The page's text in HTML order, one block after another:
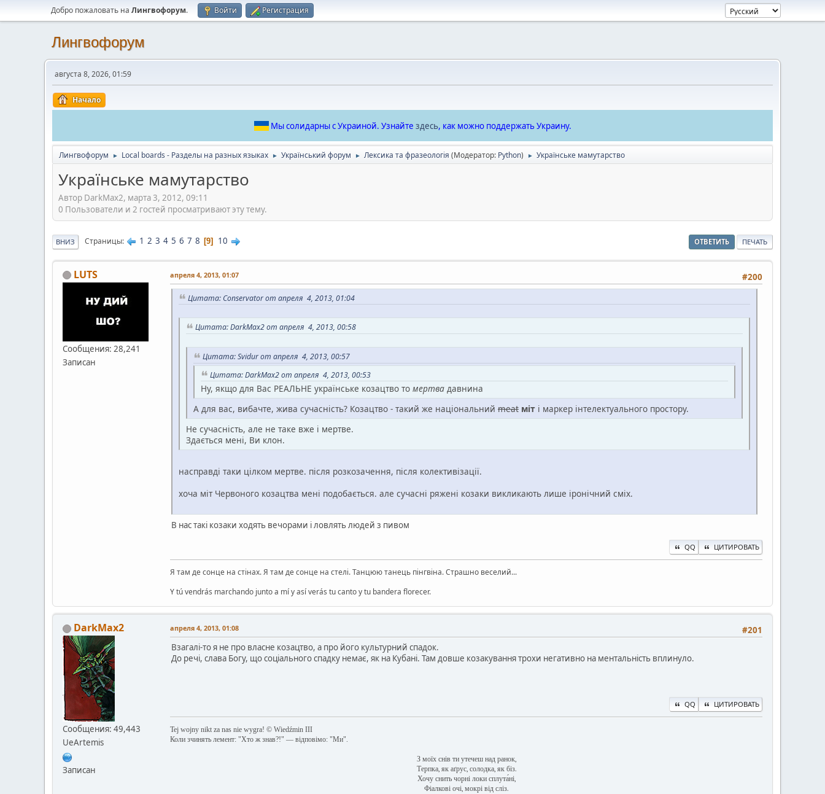
Добро пожаловать на Лингвофорум. Войти Регистрация
Лингвофорум
августа 8, 2026, 01:59
Начало
Мы солидарны с Украиной. Узнайте здесь, как можно поддержать Украину.
Лингвофорум ► Local boards - Разделы на разных языках ► Український форум ► Лексика та фразеологія (Модератор: Python) ► Українське мамутарство
Українське мамутарство
Автор DarkMax2, марта 3, 2012, 09:11
0 Пользователи и 2 гостей просматривают эту тему.
ОТВЕТИТЬ ПЕЧАТЬ
ВНИЗ Страницы 1 2 3 4 5 6 7 8 9 10
LUTS
Сообщения: 28,241
Записан
#200
апреля 4, 2013, 01:07
Цитата: Conservator от апреля 4, 2013, 01:04
Цитата: DarkMax2 от апреля 4, 2013, 00:58
Цитата: Svidur от апреля 4, 2013, 00:57
Цитата: DarkMax2 от апреля 4, 2013, 00:53
Ну, якщо для Вас РЕАЛЬНЕ українське козацтво то мертва давнина
А для вас, вибачте, жива сучасність? Козацтво - такий же національний meat міт і маркер інтелектуального простору.
Не сучасність, але не таке вже і мертве.
Здається мені, Ви клон.
насправді таки цілком мертве. після розкозачення, після колективізації.
хоча міт Червоного козацтва мені подобається. але сучасні ряжені козаки викликають лише іронічний сміх.
В нас такі козаки ходять вечорами і ловлять людей з пивом
QQ ЦИТИРОВАТЬ
Я там де сонце на стінах. Я там де сонце на стелі. Танцюю танець пінгвіна. Страшно веселий...
Y tú vendrás marchando junto a mí y así verás tu canto y tu bandera florecer.
DarkMax2
Сообщения: 49,443
UeArtemis
Записан
#201
апреля 4, 2013, 01:08
Взагалі-то я не про власне козацтво, а про його культурний спадок.
До речі, слава Богу, що соціального спадку немає, як на Кубані. Там довше козакування трохи негативно на ментальність вплинуло.
QQ ЦИТИРОВАТЬ
Tej wojny nikt za nas nie wygra! © Wiedźmin III
Коли зчинять лемент: "Хто ж знав?!" — відповімо: "Ми".
З моїх снів ти утечеш над ранок,
Терпка, як аґрус, солодка, як біз.
Хочу снить чорні локи сплута́ні,
Фіалкові очі, мокрі від сліз.